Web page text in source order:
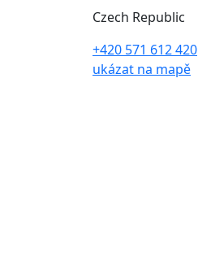
Czech Republic
+420 571 612 420
ukázat na mapě